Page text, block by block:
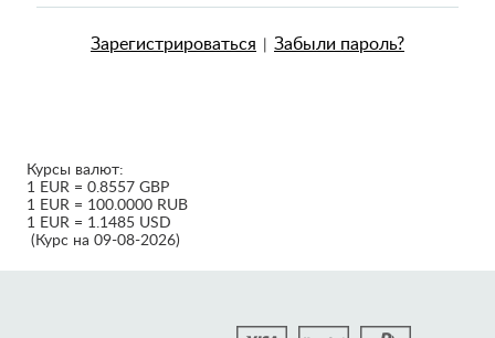
Зарегистрироваться | Забыли пароль?
Курсы валют:
1 EUR = 0.8557 GBP
1 EUR = 100.0000 RUB
1 EUR = 1.1485 USD
(Курс на 09-08-2026)